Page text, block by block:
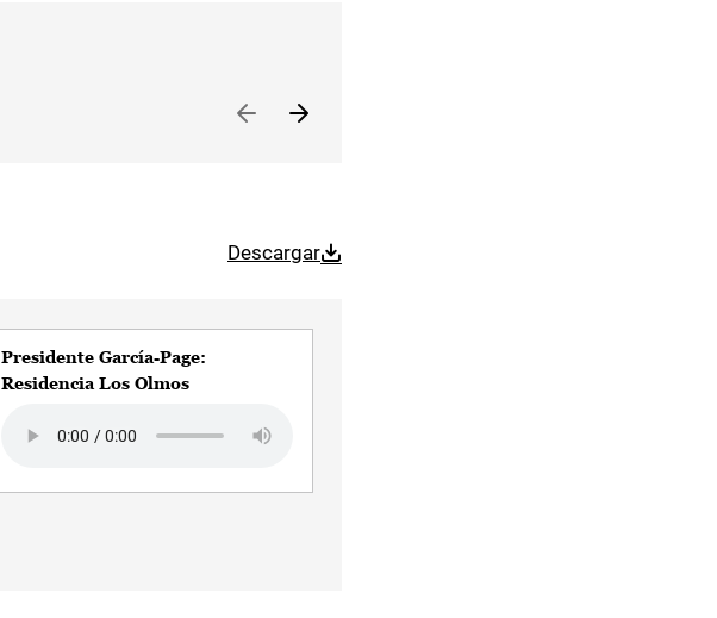
Descargar
Presidente García-Page:
Residencia Los Olmos